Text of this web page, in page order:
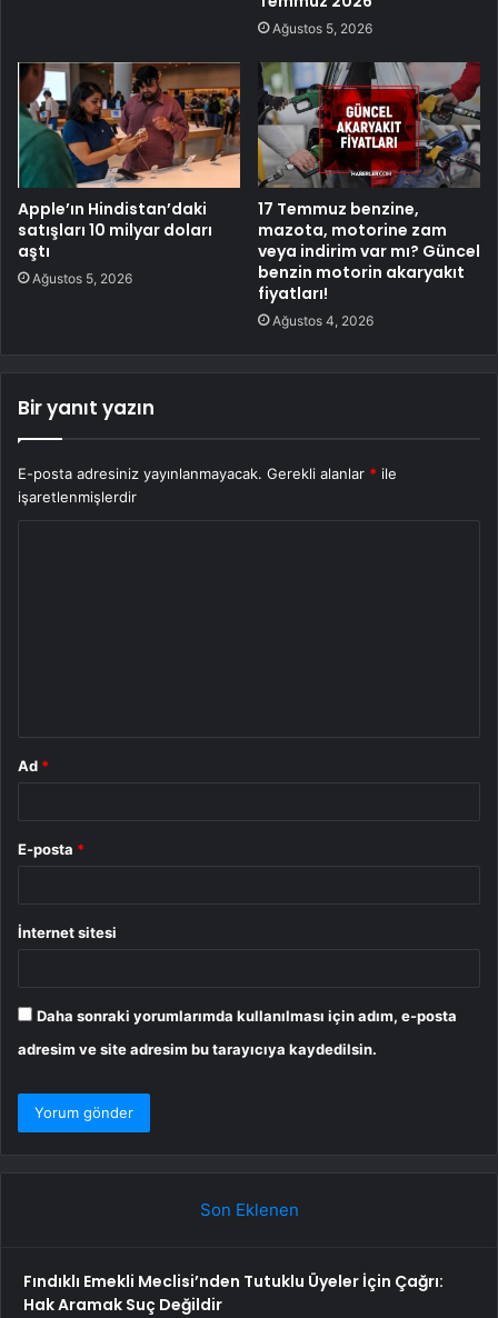
Ağustos 5, 2026
Apple’ın Hindistan’daki
satışları 10 milyar doları
aştı
Ağustos 5, 2026
17 Temmuz benzine,
mazota, motorine zam
veya indirim var mı? Güncel
benzin motorin akaryakıt
fiyatları!
Ağustos 4, 2026
Bir yanıt yazın
E-posta adresiniz yayınlanmayacak. Gerekli alanlar * ile
işaretlenmişlerdir
Ad *
E-posta *
İnternet sitesi
Daha sonraki yorumlarımda kullanılması için adım, e-posta
adresim ve site adresim bu tarayıcıya kaydedilsin.
Son Eklenen
Fındıklı Emekli Meclisi’nden Tutuklu Üyeler İçin Çağrı:
Hak Aramak Suç Değildir